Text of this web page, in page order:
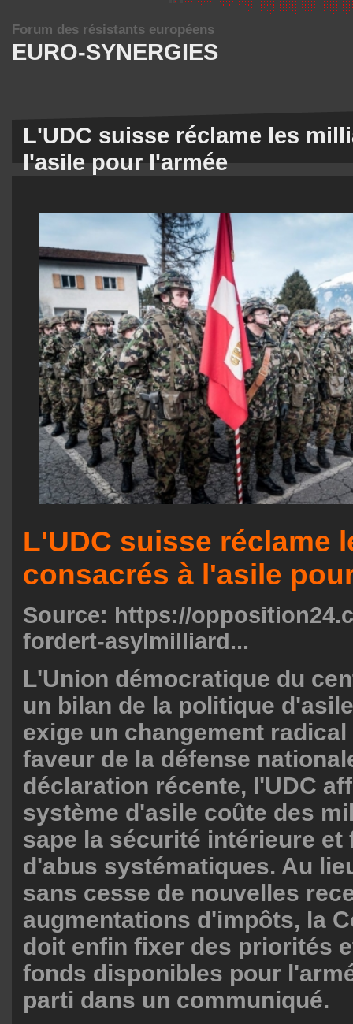
EURO-SYNERGIES
Forum des résistants européens
L'UDC suisse réclame les
l'asile pour l'armée
L'UDC suisse réclame
consacrés à l'asile
Source: https://
fordert-asylmilliard...
L'Union démocratique du
un bilan de la politique
exige un changement radical
faveur de la défense
déclaration récente, l'UDC
système d'asile coûte des
sape la sécurité intérieure et
d'abus systématiques. Au
sans cesse de nouvelles
augmentations d'impôts, la
doit enfin fixer des priorités
fonds disponibles pour
parti dans un communiqué.